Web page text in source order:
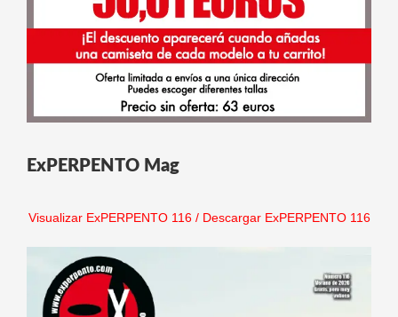
ExPERPENTO Mag
Visualizar ExPERPENTO 116/ Descargar ExPERPENTO 116